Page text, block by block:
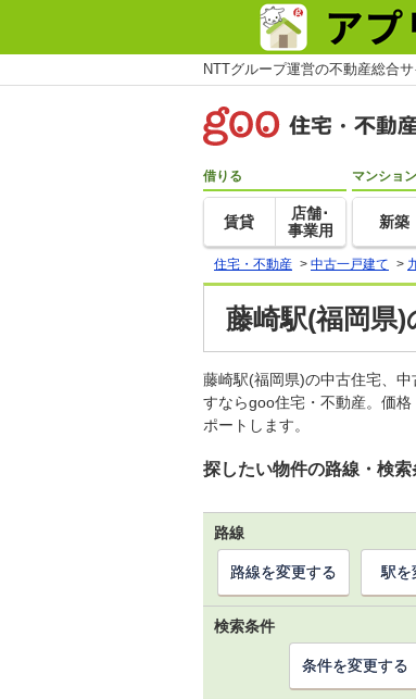
NTTグループ運営の不動産総合
借りる
賃貸
店舗･
事業用
マンショ
新築
住宅・不動産 > 中古一戸建て >
藤崎駅(福岡県
藤崎駅(福岡県)の中古住宅、
すならgoo住宅・不動産。価
ポートします。
探したい物件の路線・検
路線
路線を変更する 駅を
検索条件
条件を変更する